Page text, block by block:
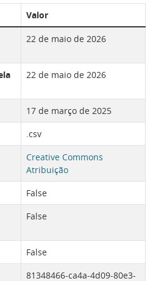
Valor
22 de maio de 2026
22 de maio de 2026
17 de março de 2025
.csv
Creative Commons
Atribuição
False
False
False
81348466-ca4a-4d09-80e3-